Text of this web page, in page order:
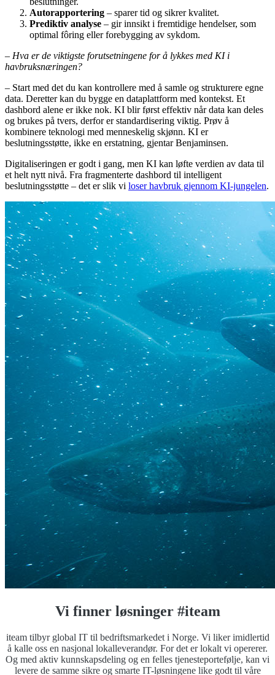
Autorapportering – sparer tid og sikrer kvalitet.
Prediktiv analyse – gir innsikt i fremtidige hendelser, som
optimal fôring eller forebygging av sykdom.
– Hva er de viktigste forutsetningene for å lykkes med KI i
havbruksnæringen?
– Start med det du kan kontrollere med å samle og strukturere egne
data. Deretter kan du bygge en dataplattform med kontekst. Et
dashbord alene er ikke nok. KI blir først effektiv når data kan deles
og brukes på tvers, derfor er standardisering viktig. Prøv å
kombinere teknologi med menneskelig skjønn. KI er
beslutningsstøtte, ikke en erstatning, gjentar Benjaminsen.
Digitaliseringen er godt i gang, men KI kan løfte verdien av data til
et helt nytt nivå. Fra fragmenterte dashbord til intelligent
beslutningsstøtte – det er slik vi loser havbruk gjennom KI-jungelen.
Vi finner løsninger #iteam
iteam tilbyr global IT til bedriftsmarkedet i Norge. Vi liker imidlertid
å kalle oss en nasjonal lokalleverandør. For det er lokalt vi opererer.
Og med aktiv kunnskapsdeling og en felles tjenesteportefølje, kan vi
levere de samme sikre og smarte IT-løsningene like godt til våre